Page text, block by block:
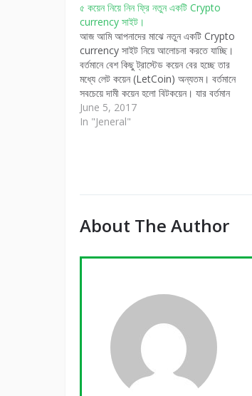
৫ কয়েন নিয়ে নিন ফ্রি নতুন একটি Crypto
currency সাইট।
আজ আমি আপনাদের মাঝে নতুন একটি Crypto
currency সাইট নিয়ে আলোচনা করতে যাচ্ছি।
বর্তমানে বেশ কিছু ট্রাস্টেড কয়েন বের হচ্ছে তার
মধ্যে লেট কয়েন (LetCoin) অন্যতম। বর্তমানে
সবচেয়ে দামী কয়েন হলো বিটকয়েন। যার বর্তমান
বাজার মূল্য ২৪০০$+ এটার যাত্রা শুরু হয় মাত্র
৭-৮ বছর আগে। তখন বিটকয়েন এরুপ ভাবে
June 5, 2017
In "Jeneral"
About The Author